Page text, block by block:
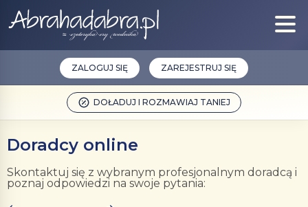
DOŁADUJ I ROZMAWIAJ TANIEJ
ZALOGUJ SIĘ ZAREJESTRUJ SIĘ
Doradcy online
Skontaktuj się z wybranym profesjonalnym doradcą i
poznaj odpowiedzi na swoje pytania: